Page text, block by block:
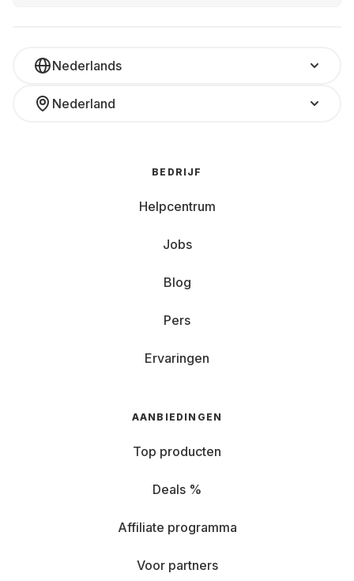
Nederlands
Nederland
BEDRIJF
Helpcentrum
Jobs
Blog
Pers
Ervaringen
AANBIEDINGEN
Top producten
Deals %
Affiliate programma
Voor partners